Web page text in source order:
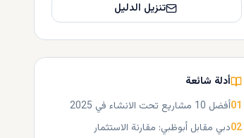
تنزيل الدليل
أدلة شائعة
01أفضل 10 مشاريع تحت الانشاء في 2025
02دبي مقابل أبوظبي: مقارنة الاستثمار